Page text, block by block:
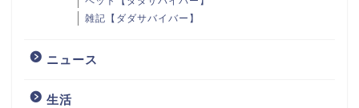
雑記【ダダサバイバー】
ニュース
生活